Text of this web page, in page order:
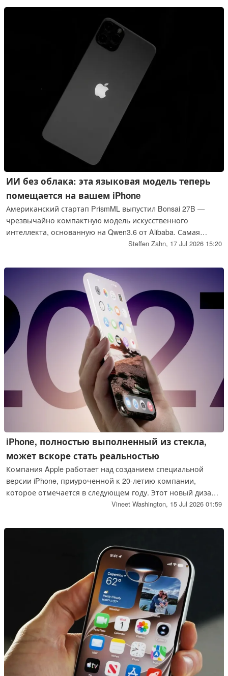
ИИ без облака: эта языковая модель теперь
помещается на вашем iPhone
Американский стартап PrismML выпустил Bonsai 27B —
чрезвычайно компактную модель искусственного
интеллекта, основанную на Qwen3.6 от Alibaba. Самая
компактная версия занимает всего 3,9 ГБ, что делает её
Компания Apple уже тестирует эту технологию. Ниже
рассказывается о том, как модель работает на смартфоне,
как она влияет на время автономной работы и каковы её
ограничения.
Steffen Zahn, 17 Jul 2026 15:20
iPhone, полностью выполненный из стекла,
может вскоре стать реальностью
Компания Apple работает над созданием специальной
версии iPhone, приуроченной к 20-летию компании,
которое отмечается в следующем году. Этот новый дизайн
iPhone 20 — или как бы он ни назывался в конечном итоге
устройство.
Vineet Washington, 15 Jul 2026 01:59